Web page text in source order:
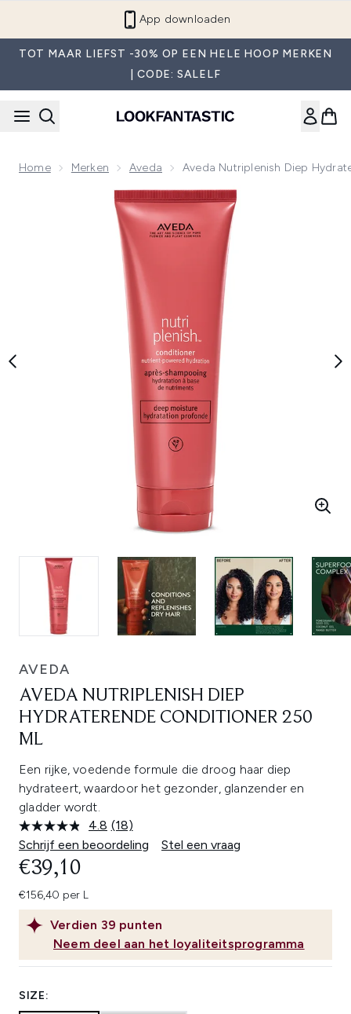
App downloaden
TOT MAAR LIEFST -30% OP EEN HELE HOOP MERKEN
| CODE: SALELF
Home Merken Aveda Aveda Nutriplenish Diep
Now showing image 1 Aveda Nutriplenish Diep
AVEDA
AVEDA NUTRIPLENISH DIEP
HYDRATERENDE CONDITIONER 250
ML
Een rijke, voedende formule die droog haar diep
hydrateert, waardoor het gezonder, glanzender en
gladder wordt.
4.8 Lees
18
beoordelingen.
(18)
Schrijf een beoordeling
Stel een vraag
Verdien 39 punten
Neem deel aan het loyaliteitsprogramma
€39,10
€156,40 per L
SIZE: